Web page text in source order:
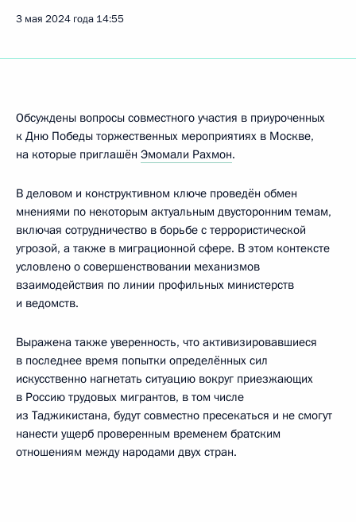
3 мая 2024 года 14:55
Обсуждены вопросы совместного участия в приуроченных
к Дню Победы торжественных мероприятиях в Москве,
на которые приглашён Эмомали Рахмон.
В деловом и конструктивном ключе проведён обмен
мнениями по некоторым актуальным двусторонним темам,
включая сотрудничество в борьбе с террористической
угрозой, а также в миграционной сфере. В этом контексте
условлено о совершенствовании механизмов
взаимодействия по линии профильных министерств
и ведомств.
Выражена также уверенность, что активизировавшиеся
в последнее время попытки определённых сил
искусственно нагнетать ситуацию вокруг приезжающих
в Россию трудовых мигрантов, в том числе
из Таджикистана, будут совместно пресекаться и не смогут
нанести ущерб проверенным временем братским
отношениям между народами двух стран.